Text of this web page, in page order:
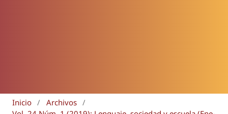
Inicio / Archivos /